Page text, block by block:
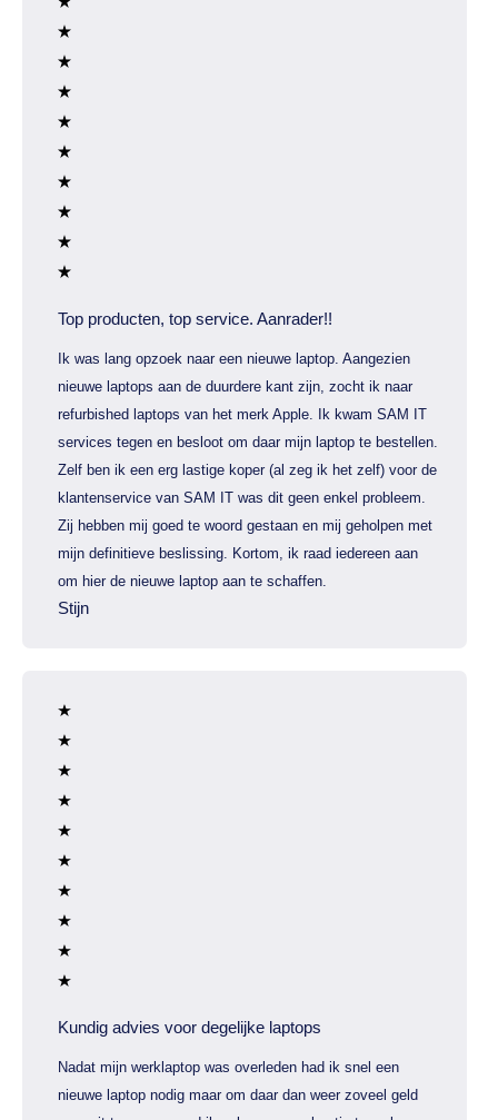
Top producten, top service. Aanrader!!
Ik was lang opzoek naar een nieuwe laptop. Aangezien
nieuwe laptops aan de duurdere kant zijn, zocht ik naar
refurbished laptops van het merk Apple. Ik kwam SAM IT
services tegen en besloot om daar mijn laptop te bestellen.
Zelf ben ik een erg lastige koper (al zeg ik het zelf) voor de
klantenservice van SAM IT was dit geen enkel probleem.
Zij hebben mij goed te woord gestaan en mij geholpen met
mijn definitieve beslissing. Kortom, ik raad iedereen aan
om hier de nieuwe laptop aan te schaffen.
Stijn
Kundig advies voor degelijke laptops
Nadat mijn werklaptop was overleden had ik snel een
nieuwe laptop nodig maar om daar dan weer zoveel geld